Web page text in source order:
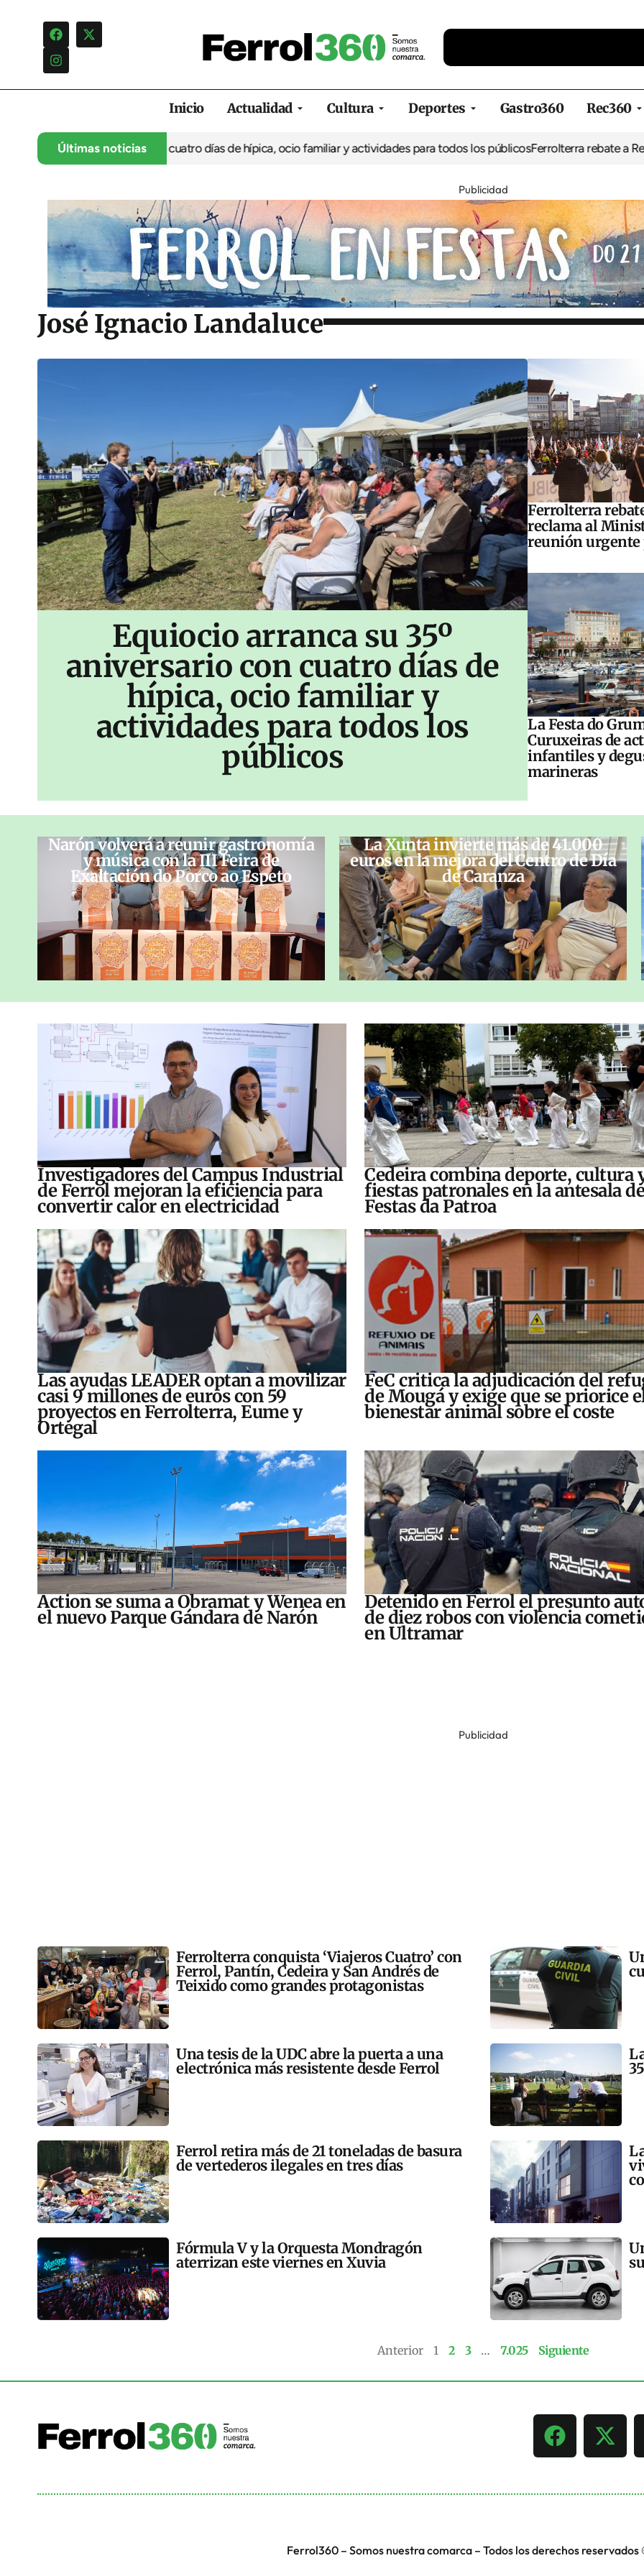
Inicio Actualidad Cultura Deportes Gastro360 Rec360
Últimas noticias
35º aniversario con cuatro días de hípica, ocio familiar y actividades para todos los públicosFerrolterra rebate a Renfe y
Publicidad
José Ignacio Landaluce
Equiocio arranca su 35º
aniversario con cuatro días de
hípica, ocio familiar y
actividades para todos los
públicos
Ferrolterra
reclama al
reunión urgente
La Festa do
Curuxeiras de
infantiles y
marineras
Narón volverá a reunir gastronomía
y música con la III Feira de
Exaltación do Porco ao Espeto
La Xunta invierte más de 41.000
euros en la mejora del Centro de Día
de Caranza
Investigadores del Campus Industrial
de Ferrol mejoran la eficiencia para
convertir calor en electricidad
Cedeira combina deporte, cultura
fiestas patronales en la antesala
Festas da Patroa
Las ayudas LEADER optan a movilizar
casi 9 millones de euros con 59
proyectos en Ferrolterra, Eume y
Ortegal
FeC critica la adjudicación del
de Mougá y exige que se priorice
bienestar animal sobre el coste
Action se suma a Obramat y Wenea en
el nuevo Parque Gándara de Narón
Detenido en Ferrol el presunto
de diez robos con violencia
en Ultramar
Publicidad
Ferrolterra conquista ‘Viajeros Cuatro’ con
Ferrol, Pantín, Cedeira y San Andrés de
Teixido como grandes protagonistas
Una tesis de la UDC abre la puerta a una
electrónica más resistente desde Ferrol
Ferrol retira más de 21 toneladas de basura
de vertederos ilegales en tres días
Fórmula V y la Orquesta Mondragón
aterrizan este viernes en Xuvia
Anterior 1 2 3 … 7.025 Siguiente
Ferrol360 – Somos nuestra comarca – Todos los derechos